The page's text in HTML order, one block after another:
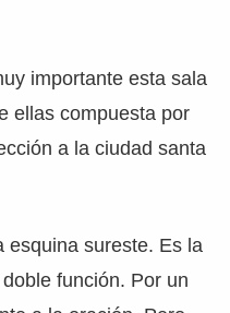
importante esta sala
ellas compuesta por
a la ciudad santa
esquina sureste. Es la
función. Por un